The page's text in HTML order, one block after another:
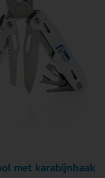
met karabijnhaak